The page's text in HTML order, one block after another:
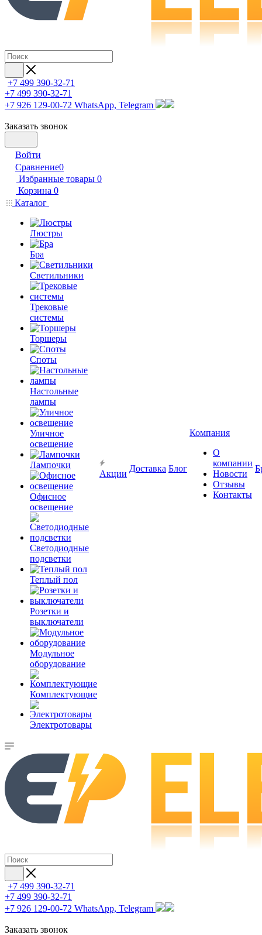
+7 499 390-32-71
+7 499 390-32-71
+7 926 129-00-72 WhatsApp, Telegram
Заказать звонок
Войти
Сравнение0
Избранные товары 0
Корзина 0
Каталог
Люстры
Бра
Светильники
Трековые
системы
Торшеры
Споты
Настольные
лампы
Уличное
освещение
Лампочки
Офисное
освещение
Светодиодные
подсветки
Теплый пол
Розетки и
выключатели
Модульное
оборудование
Комплектующие
Электротовары
Акции
Доставка Блог
Компания
О
компании
Новости
Отзывы
Контакты
+7 499 390-32-71
+7 499 390-32-71
+7 926 129-00-72 WhatsApp, Telegram
Заказать звонок